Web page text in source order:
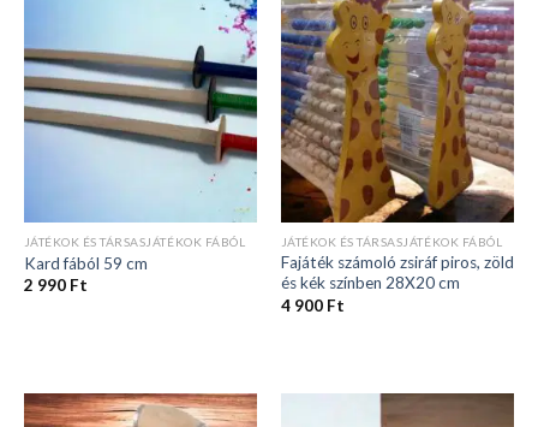
JÁTÉKOK ÉS TÁRSASJÁTÉKOK FÁBÓL
Kard fából 59 cm
2 990 Ft
JÁTÉKOK ÉS TÁRSASJÁTÉKOK FÁBÓL
Fajáték számoló zsiráf piros, zöld
és kék színben 28X20 cm
4 900 Ft